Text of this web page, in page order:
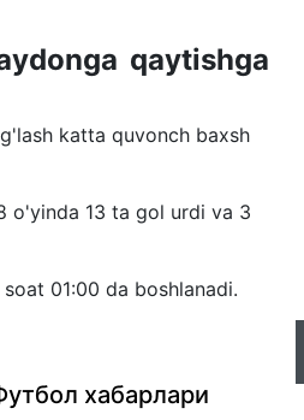
qaytishga
katta quvonch baxsh
o'yinda 13 ta gol urdi va 3
01:00 da boshlanadi.
хабарлари